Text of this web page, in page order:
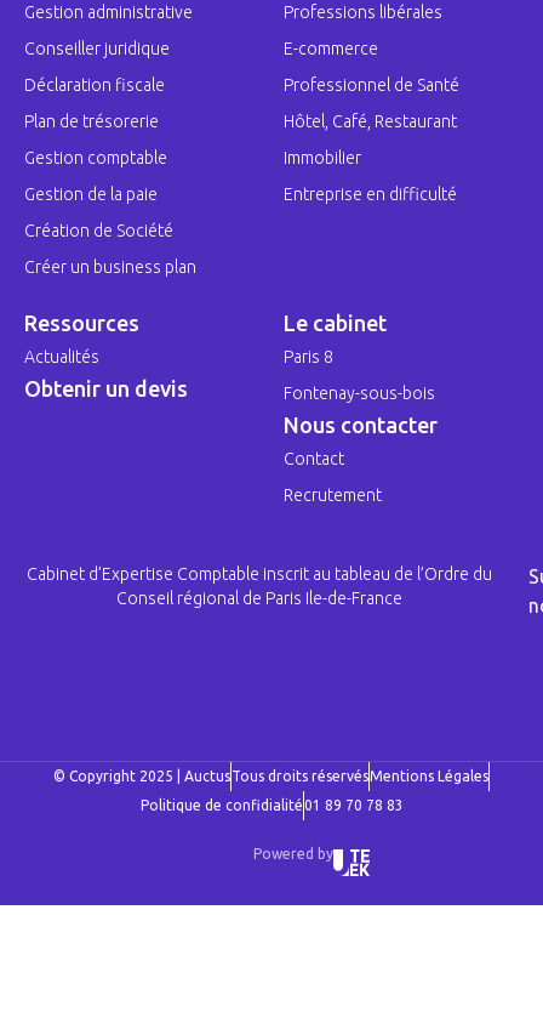
Gestion administrative
Conseiller juridique
Déclaration fiscale
Plan de trésorerie
Gestion comptable
Gestion de la paie
Création de Société
Créer un business plan
Professions libérales
E-commerce
Professionnel de Santé
Hôtel, Café, Restaurant
Immobilier
Entreprise en difficulté
Ressources
Actualités
Obtenir un devis
Le cabinet
Paris 8
Fontenay-sous-bois
Nous contacter
Contact
Recrutement
Cabinet d’Expertise Comptable inscrit au tableau de l’Ordre du
Conseil régional de Paris Ile-de-France
© Copyright 2025 | AuctusTous droits réservésMentions Légales
Politique de confidialité01 89 70 78 83
Powered by